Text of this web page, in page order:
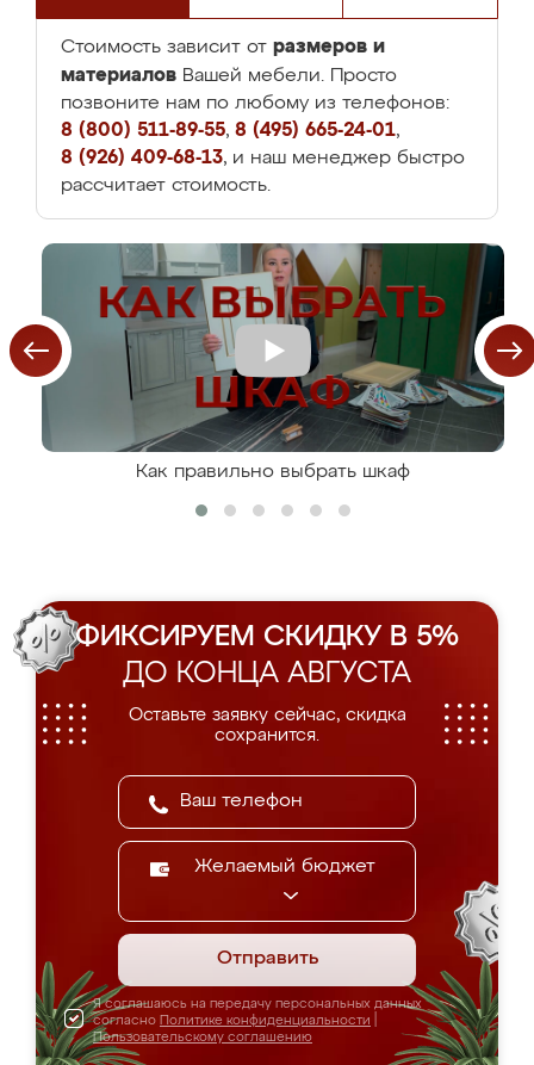
Стоимость зависит от размеров и
материалов Вашей мебели. Просто
позвоните нам по любому из телефонов:
8 (800) 511-89-55, 8 (495) 665-24-01,
8 (926) 409-68-13, и наш менеджер быстро
рассчитает стоимость.
Как правильно выбрать шкаф
ФИКСИРУЕМ СКИДКУ В 5%
ДО КОНЦА АВГУСТА
Оставьте заявку сейчас, скидка
сохранится.
Желаемый бюджет
Отправить
Я соглашаюсь на передачу персональных данных
согласно Политике конфиденциальности
Пользовательскому соглашению